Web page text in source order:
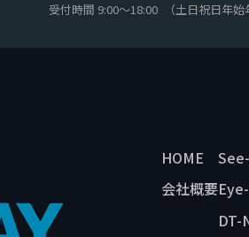
受付時間 9:00〜18:00 （土日祝日年始
HOME
会社概要
DT-